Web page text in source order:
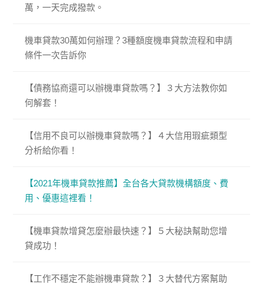
萬，一天完成撥款。
機車貸款30萬如何辦理？3種額度機車貸款流程和申請
條件一次告訴你
【債務協商還可以辦機車貸款嗎？】３大方法教你如
何解套！
【信用不良可以辦機車貸款嗎？】４大信用瑕疵類型
分析給你看！
【2021年機車貸款推薦】全台各大貸款機構額度、費
用、優惠這裡看！
【機車貸款增貸怎麼辦最快速？】５大秘訣幫助您增
貸成功！
【工作不穩定不能辦機車貸款？】３大替代方案幫助